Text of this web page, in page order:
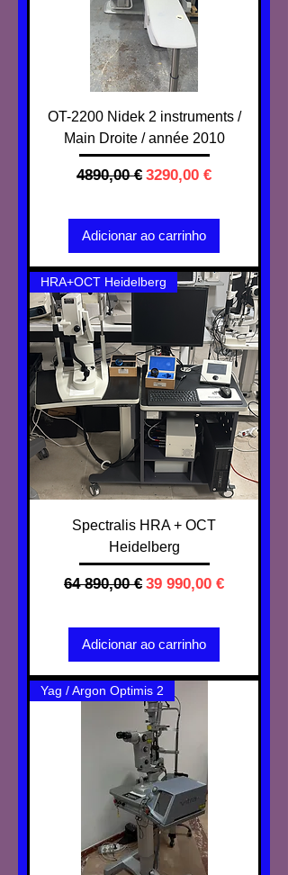
OT-2200 Nidek 2 instruments /
Main Droite / année 2010
Preço normal
4890,00 € Preço promocional
3290,00 €
Adicionar ao carrinho
HRA+OCT Heidelberg
Spectralis HRA + OCT
Heidelberg
Preço normal
64 890,00 € Preço promocional
39 990,00 €
Adicionar ao carrinho
Yag / Argon Optimis 2